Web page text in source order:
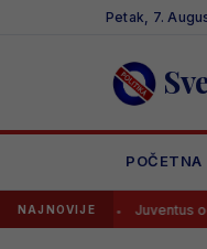
Petak, 7.
POČETNA
NAJNOVIJE
Juventus odbio ponudu